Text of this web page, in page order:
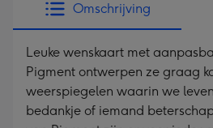
Omschrijving
Leuke wenskaart met
Pigment ontwerpen ze graag
weerspiegelen waarin we
bedankje of iemand